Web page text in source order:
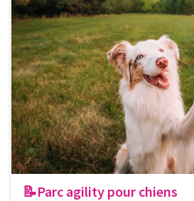
📝Parc agility pour chiens